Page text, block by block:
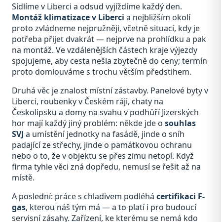
Sídlíme v Liberci a odsud vyjíždíme každý den.
Montáž klimatizace v Liberci a nejbližším okolí
proto zvládneme nejpružněji, včetně situací, kdy je
potřeba přijet dvakrát — nejprve na prohlídku a pak
na montáž. Ve vzdálenějších částech kraje výjezdy
spojujeme, aby cesta nešla zbytečně do ceny; termín
proto domlouváme s trochu větším předstihem.
Druhá věc je znalost místní zástavby. Panelové byty v
Liberci, roubenky v Českém ráji, chaty na
Českolipsku a domy na svahu v podhůří Jizerských
hor mají každý jiný problém: někde jde o souhlas
SVJ a umístění jednotky na fasádě, jinde o sníh
padající ze střechy, jinde o památkovou ochranu
nebo o to, že v objektu se přes zimu netopí. Když
firma tyhle věci zná dopředu, nemusí se řešit až na
místě.
A poslední: práce s chladivem podléhá certifikaci F-
gas, kterou náš tým má — a to platí i pro budoucí
servisní zásahy. Zařízení, ke kterému se nemá kdo